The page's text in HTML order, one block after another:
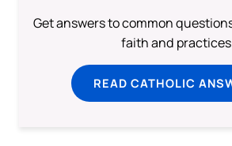
Get answers to common
faith and
READ CATHOLIC